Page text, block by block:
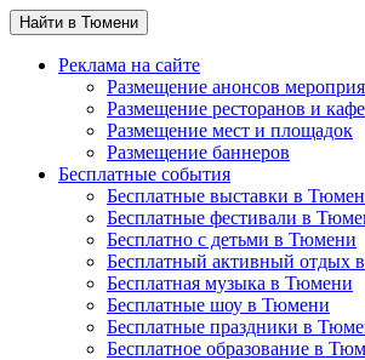
Найти в Тюмени
Реклама на сайте
Размещение анонсов
Размещение ресторанов и кафе
Размещение мест и площадок
Размещение баннеров
Бесплатные события
Бесплатные выставки в
Бесплатные фестивали в
Бесплатно с детьми в Тюмени
Бесплатный активный отдых
Бесплатная музыка в Тюмени
Бесплатные шоу в Тюмени
Бесплатные праздники в
Бесплатное образование в